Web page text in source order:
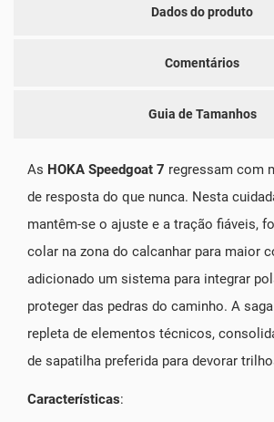
Dados do produto
Comentários
Guia de Tamanhos
As HOKA Speedgoat 7 regressam com
de resposta do que nunca. Nesta
mantêm-se o ajuste e a tração fiáveis,
colar na zona do calcanhar para maior
adicionado um sistema para integrar
proteger das pedras do caminho. A
repleta de elementos técnicos,
de sapatilha preferida para devorar
Características: